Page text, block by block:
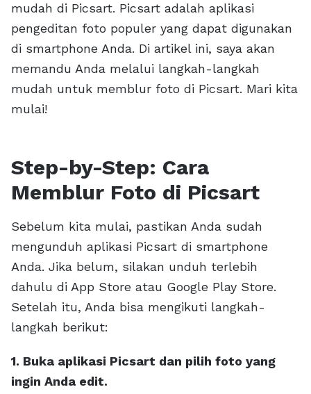
mudah di Picsart. Picsart adalah aplikasi
pengeditan foto populer yang dapat digunakan
di smartphone Anda. Di artikel ini, saya akan
memandu Anda melalui langkah-langkah
mudah untuk memblur foto di Picsart. Mari kita
mulai!
Step-by-Step: Cara
Memblur Foto di Picsart
Sebelum kita mulai, pastikan Anda sudah
mengunduh aplikasi Picsart di smartphone
Anda. Jika belum, silakan unduh terlebih
dahulu di App Store atau Google Play Store.
Setelah itu, Anda bisa mengikuti langkah-
langkah berikut:
1. Buka aplikasi Picsart dan pilih foto yang
ingin Anda edit.